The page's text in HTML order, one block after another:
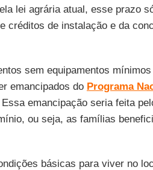
lei agrária atual, esse prazo
créditos de instalação e da
sem equipamentos mínimos
emancipados do Programa
emancipação seria feita
ou seja, as famílias
básicas para viver no